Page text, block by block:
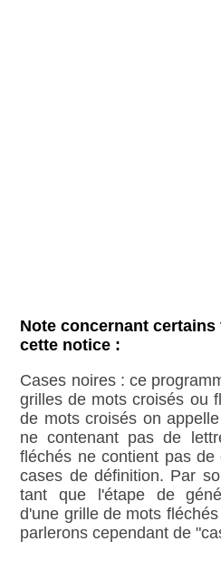
Note concernant
cette notice :
Cases noires : ce
grilles de mots croisés ou
de mots croisés on
ne contenant pas de
fléchés ne contient pas
cases de définition. Par
tant que l'étape de
d'une grille de mots
parlerons cependant de